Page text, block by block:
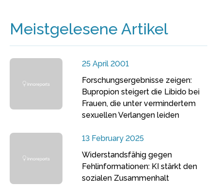
Meistgelesene Artikel
25 April 2001
Forschungsergebnisse zeigen:
Bupropion steigert die Libido bei
Frauen, die unter vermindertem
sexuellen Verlangen leiden
13 February 2025
Widerstandsfähig gegen
Fehlinformationen: KI stärkt den
sozialen Zusammenhalt